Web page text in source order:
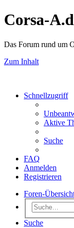
Corsa-
Das Forum rund um
Zum Inhalt
Schnellzugriff
Aktive
Suche
FAQ
Anmelden
Registrieren
Foren-
Suche